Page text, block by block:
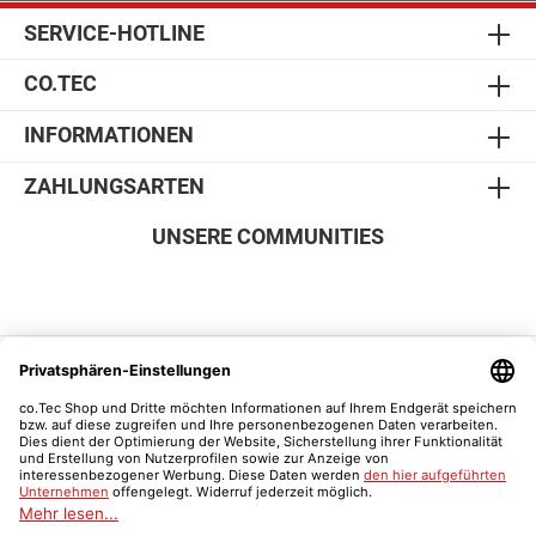
Kollisionsschutzes ist die Sicherheit des Systems
jederzeit gewährleistet: Bei Berührung eines
cm zurückgesetzt. Die Systeme werden in drei Teilen
Montageteam beim Aufbau Ihres Lifts sowie der
info@cotec.de Technische Details - Mobiler Lift Geeignet
max. 800 - 600 max. Tragfähigkeit (kg) 150 Hub (mm)
Lösung für Ihre Display-Installation stabil, flexibel und
sicher an massiven oder Leichtbauwänden befestigen.
Perfekt für Schulen, Konferenzräume oder
Präsentationsbereiche. Dank der integrierten Hubsäule
können Sie die Höhe Ihres Displays komfortabel per
Knopfdruck um bis zu 700 mm verstellen ganz ohne
Kraftaufwand. Ein intelligenter Sensor stoppt die
SERVICE-HOTLINE
CO.TEC
INFORMATIONEN
ZAHLUNGSARTEN
SICHER EINKAUFEN
UNSERE COMMUNITIES